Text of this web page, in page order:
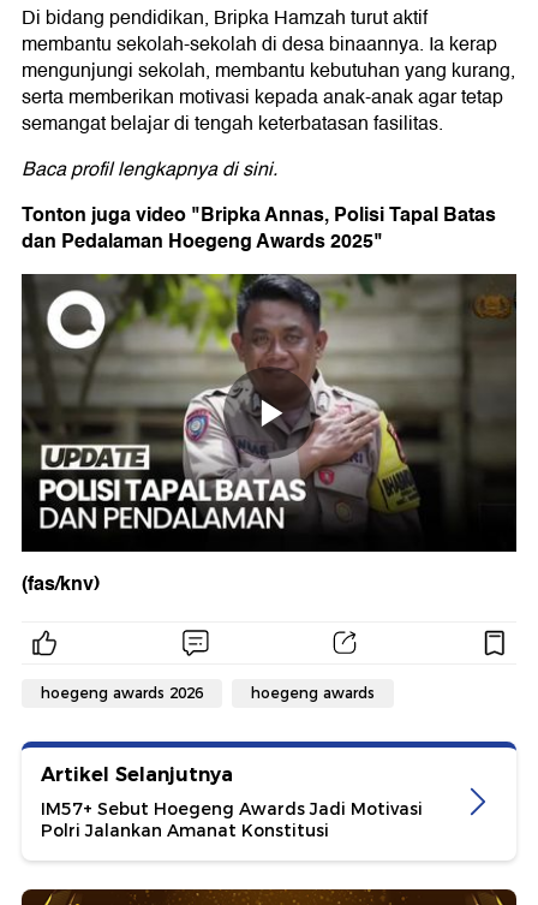
Di bidang pendidikan, Bripka Hamzah turut aktif
membantu sekolah-sekolah di desa binaannya. Ia kerap
mengunjungi sekolah, membantu kebutuhan yang kurang,
serta memberikan motivasi kepada anak-anak agar tetap
semangat belajar di tengah keterbatasan fasilitas.
Baca profil lengkapnya di sini.
Tonton juga video "Bripka Annas, Polisi Tapal Batas
dan Pedalaman Hoegeng Awards 2025"
(fas/knv)
hoegeng awards 2026 hoegeng awards
Artikel Selanjutnya
IM57+ Sebut Hoegeng Awards Jadi Motivasi
Polri Jalankan Amanat Konstitusi